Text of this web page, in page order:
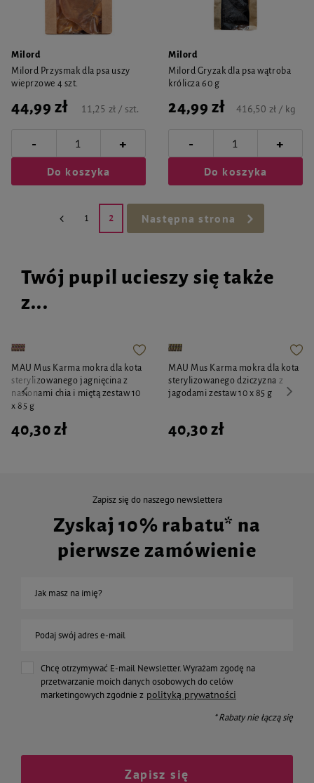
Milord
Milord Przysmak dla psa uszy
wieprzowe 4 szt.
44,99 zł 11,25 zł / szt.
- +
Do koszyka
Milord
Milord Gryzak dla psa wątroba
królicza 60 g
24,99 zł 416,50 zł / kg
- +
Do koszyka
1 2 Następna strona
Twój pupil ucieszy się także
z...
MAU Mus Karma mokra dla kota
sterylizowanego jagnięcina z
nasionami chia i miętą zestaw 10
x 85 g
40,30 zł
MAU Mus Karma mokra dla kota
sterylizowanego dziczyzna z
jagodami zestaw 10 x 85 g
40,30 zł
Zapisz się do naszego newslettera
Zyskaj 10% rabatu* na
pierwsze zamówienie
Jak masz na imię?
Podaj swój adres e-mail
Chcę otrzymywać E-mail Newsletter. Wyrażam zgodę na
przetwarzanie moich danych osobowych do celów
marketingowych zgodnie z polityką prywatności
* Rabaty nie łączą się
Zapisz się